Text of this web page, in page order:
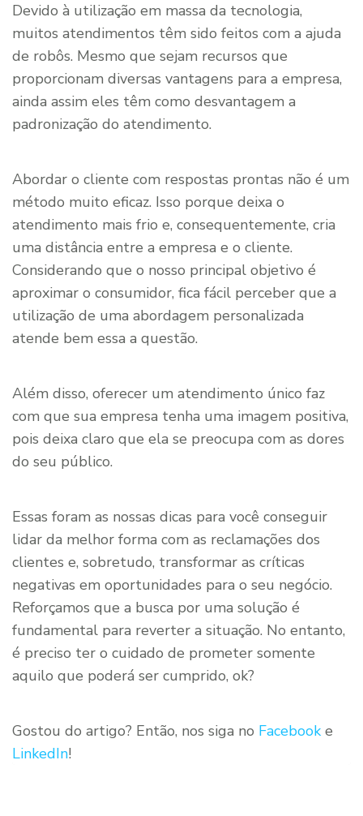
Devido à utilização em massa da tecnologia,
muitos atendimentos têm sido feitos com a ajuda
de robôs. Mesmo que sejam recursos que
proporcionam diversas vantagens para a empresa,
ainda assim eles têm como desvantagem a
padronização do atendimento.
Abordar o cliente com respostas prontas não é um
método muito eficaz. Isso porque deixa o
atendimento mais frio e, consequentemente, cria
uma distância entre a empresa e o cliente.
Considerando que o nosso principal objetivo é
aproximar o consumidor, fica fácil perceber que a
utilização de uma abordagem personalizada
atende bem essa a questão.
Além disso, oferecer um atendimento único faz
com que sua empresa tenha uma imagem positiva,
pois deixa claro que ela se preocupa com as dores
do seu público.
Essas foram as nossas dicas para você conseguir
lidar da melhor forma com as reclamações dos
clientes e, sobretudo, transformar as críticas
negativas em oportunidades para o seu negócio.
Reforçamos que a busca por uma solução é
fundamental para reverter a situação. No entanto,
é preciso ter o cuidado de prometer somente
aquilo que poderá ser cumprido, ok?
Gostou do artigo? Então, nos siga no Facebook e
LinkedIn!